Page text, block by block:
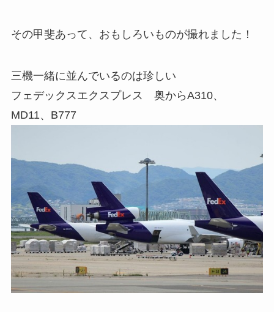
その甲斐あって、おもしろいものが撮れました！
三機一緒に並んでいるのは珍しい
フェデックスエクスプレス 奥からA310、
MD11、B777